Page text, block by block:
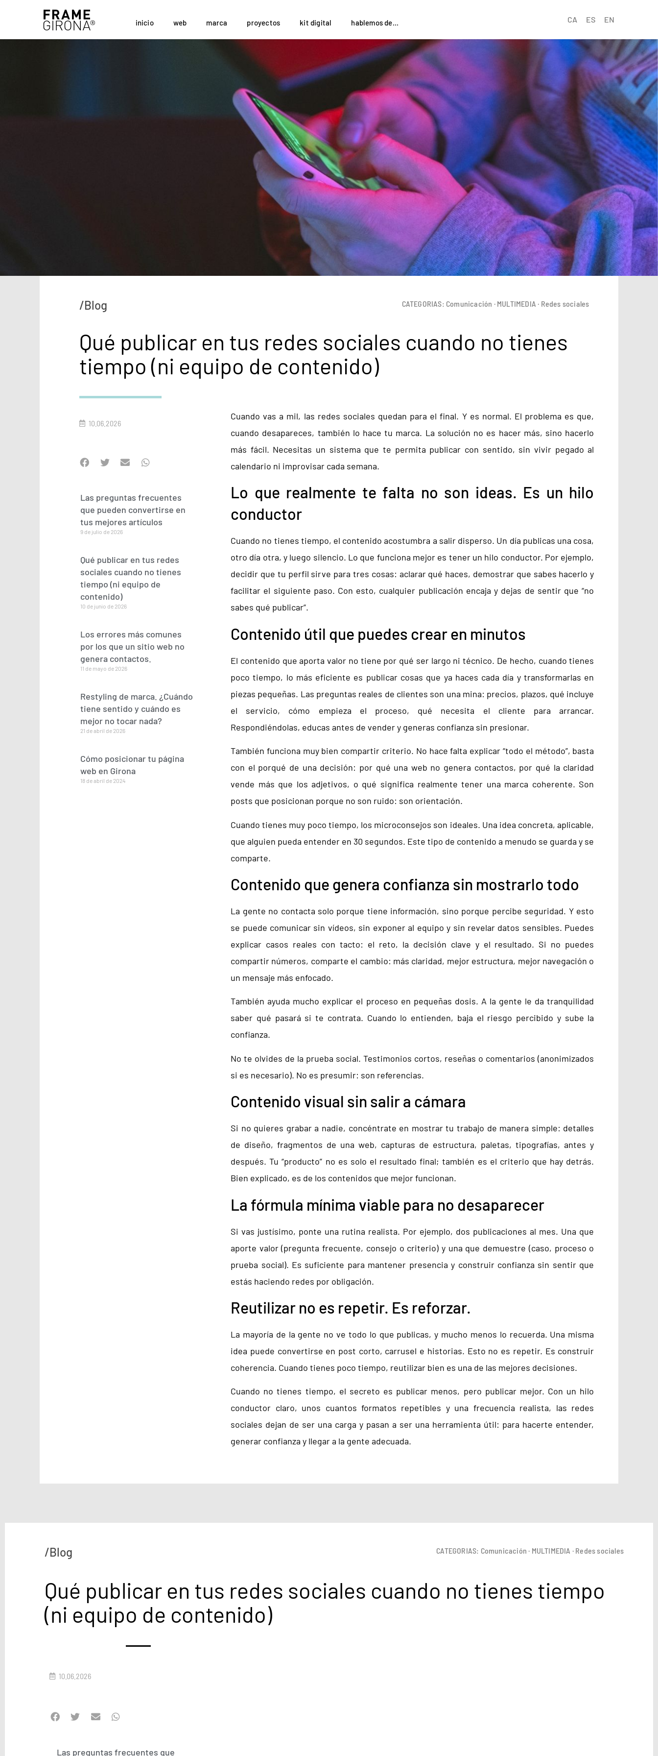
inicio web marca proyectos kit digital hablemos de... CA ES EN
/Blog CATEGORIAS: Comunicación · MULTIMEDIA · Redes sociales
Qué publicar en tus redes sociales cuando no tienes
tiempo (ni equipo de contenido)
10.06.2026
Las preguntas frecuentes
que pueden convertirse en
tus mejores artículos
9 de julio de 2026
Qué publicar en tus redes
sociales cuando no tienes
tiempo (ni equipo de
contenido)
10 de junio de 2026
Los errores más comunes
por los que un sitio web no
genera contactos.
11 de mayo de 2026
Restyling de marca. ¿Cuándo
tiene sentido y cuándo es
mejor no tocar nada?
21 de abril de 2026
Cómo posicionar tu página
web en Girona
18 de abril de 2024
Cuando vas a mil, las redes sociales quedan para el final. Y es normal. El problema es que,
cuando desapareces, también lo hace tu marca. La solución no es hacer más, sino hacerlo
más fácil. Necesitas un sistema que te permita publicar con sentido, sin vivir pegado al
calendario ni improvisar cada semana.
Lo que realmente te falta no son ideas. Es un hilo
conductor
Cuando no tienes tiempo, el contenido acostumbra a salir disperso. Un día publicas una cosa,
otro día otra, y luego silencio. Lo que funciona mejor es tener un hilo conductor. Por ejemplo,
decidir que tu perfil sirve para tres cosas: aclarar qué haces, demostrar que sabes hacerlo y
facilitar el siguiente paso. Con esto, cualquier publicación encaja y dejas de sentir que “no
sabes qué publicar”.
Contenido útil que puedes crear en minutos
El contenido que aporta valor no tiene por qué ser largo ni técnico. De hecho, cuando tienes
poco tiempo, lo más eficiente es publicar cosas que ya haces cada día y transformarlas en
piezas pequeñas. Las preguntas reales de clientes son una mina: precios, plazos, qué incluye
el servicio, cómo empieza el proceso, qué necesita el cliente para arrancar.
Respondiéndolas, educas antes de vender y generas confianza sin presionar.
También funciona muy bien compartir criterio. No hace falta explicar “todo el método”, basta
con el porqué de una decisión: por qué una web no genera contactos, por qué la claridad
vende más que los adjetivos, o qué significa realmente tener una marca coherente. Son
posts que posicionan porque no son ruido: son orientación.
Cuando tienes muy poco tiempo, los microconsejos son ideales. Una idea concreta, aplicable,
que alguien pueda entender en 30 segundos. Este tipo de contenido a menudo se guarda y se
comparte.
Contenido que genera confianza sin mostrarlo todo
La gente no contacta solo porque tiene información, sino porque percibe seguridad. Y esto
se puede comunicar sin vídeos, sin exponer al equipo y sin revelar datos sensibles. Puedes
explicar casos reales con tacto: el reto, la decisión clave y el resultado. Si no puedes
compartir números, comparte el cambio: más claridad, mejor estructura, mejor navegación o
un mensaje más enfocado.
También ayuda mucho explicar el proceso en pequeñas dosis. A la gente le da tranquilidad
saber qué pasará si te contrata. Cuando lo entienden, baja el riesgo percibido y sube la
confianza.
No te olvides de la prueba social. Testimonios cortos, reseñas o comentarios (anonimizados
si es necesario). No es presumir: son referencias.
Contenido visual sin salir a cámara
Si no quieres grabar a nadie, concéntrate en mostrar tu trabajo de manera simple: detalles
de diseño, fragmentos de una web, capturas de estructura, paletas, tipografías, antes y
después. Tu “producto” no es solo el resultado final; también es el criterio que hay detrás.
Bien explicado, es de los contenidos que mejor funcionan.
La fórmula mínima viable para no desaparecer
Si vas justísimo, ponte una rutina realista. Por ejemplo, dos publicaciones al mes. Una que
aporte valor (pregunta frecuente, consejo o criterio) y una que demuestre (caso, proceso o
prueba social). Es suficiente para mantener presencia y construir confianza sin sentir que
estás haciendo redes por obligación.
Reutilizar no es repetir. Es reforzar.
La mayoría de la gente no ve todo lo que publicas, y mucho menos lo recuerda. Una misma
idea puede convertirse en post corto, carrusel e historias. Esto no es repetir. Es construir
coherencia. Cuando tienes poco tiempo, reutilizar bien es una de las mejores decisiones.
Cuando no tienes tiempo, el secreto es publicar menos, pero publicar mejor. Con un hilo
conductor claro, unos cuantos formatos repetibles y una frecuencia realista, las redes
sociales dejan de ser una carga y pasan a ser una herramienta útil: para hacerte entender,
generar confianza y llegar a la gente adecuada.
/Blog CATEGORIAS: Comunicación · MULTIMEDIA · Redes sociales
Qué publicar en tus redes sociales cuando no tienes tiempo
(ni equipo de contenido)
10.06.2026
Las preguntas frecuentes que